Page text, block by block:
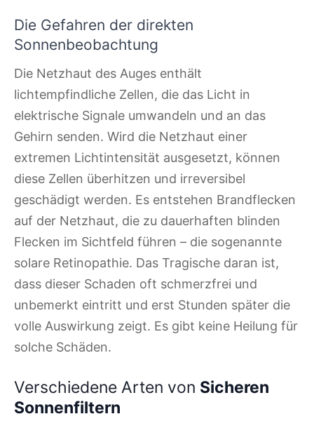
Die Gefahren der direkten
Sonnenbeobachtung
Die Netzhaut des Auges enthält
lichtempfindliche Zellen, die das Licht in
elektrische Signale umwandeln und an das
Gehirn senden. Wird die Netzhaut einer
extremen Lichtintensität ausgesetzt, können
diese Zellen überhitzen und irreversibel
geschädigt werden. Es entstehen Brandflecken
auf der Netzhaut, die zu dauerhaften blinden
Flecken im Sichtfeld führen – die sogenannte
solare Retinopathie. Das Tragische daran ist,
dass dieser Schaden oft schmerzfrei und
unbemerkt eintritt und erst Stunden später die
volle Auswirkung zeigt. Es gibt keine Heilung für
solche Schäden.
Verschiedene Arten von Sicheren
Sonnenfiltern